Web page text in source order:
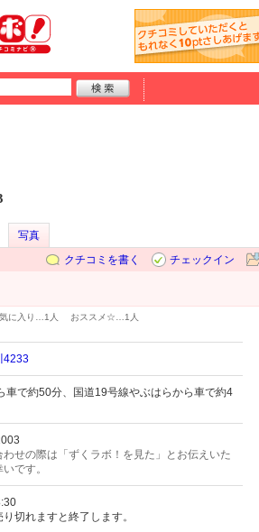
写真
クチコミを書く
チェックイン
に入り… 1人 おススメ☆… 1人
4233
車で約50分、国道19号線やぶはらから車で約4
せの際は「ずくラボ！を見た」とお伝えいた
です。
切れますと終了します。